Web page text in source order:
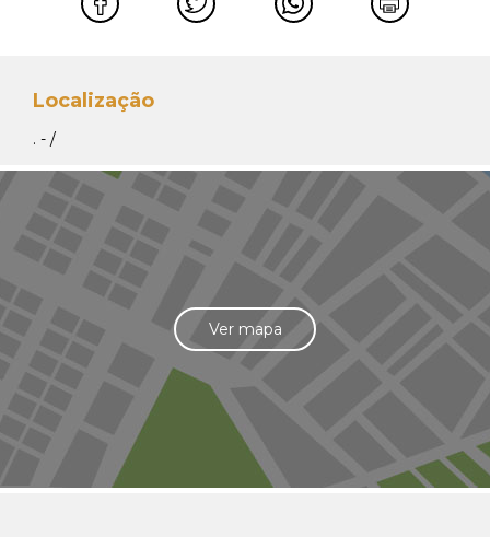
Localização
. - /
Ver mapa